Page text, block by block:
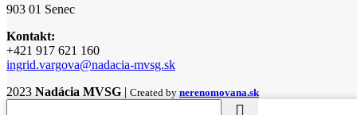
903 01 Senec
Kontakt:
+421 917 621 160
ingrid.vargova@nadacia-mvsg.sk
2023 Nadácia MVSG | Created by nerenomovana.sk